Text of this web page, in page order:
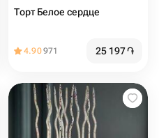
Торт Белое сердце
4.90971 25 197֏